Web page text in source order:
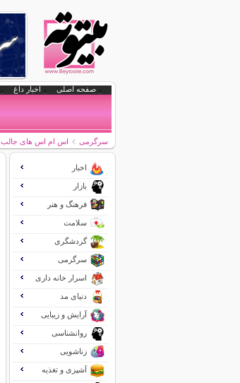
صفحه اصلی اخبار داغ
سرگرمی اس ام اس های جالب
اخبار
بازار
فرهنگ و هنر
سلامت
گردشگری
سرگرمی
اسرار خانه داری
دنیای مد
آرایش و زیبایی
روانشناسی
زناشویی
آشپزی و تغذیه